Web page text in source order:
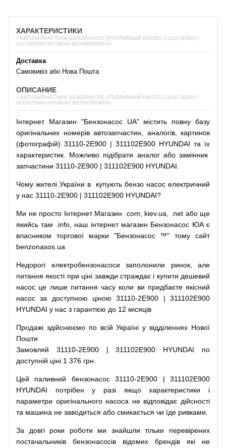
ХАРАКТЕРИСТИКИ
✅АВТОЗАПЧАСТИНА БЕНЗОНАСОС (ТОПЛИВНЫЙ НАСОС) 31110-2E900 |
311102E900 HYUNDAI (БЕНЗОПОМПА)
Доставка
Самовивіз або Нова Пошта
ОПИСАНИЕ
✅АВТОЗАПЧАСТИНА БЕНЗОНАСОС (ТОПЛИВНЫЙ НАСОС) 31110-2E900 |
311102E900 HYUNDAI (БЕНЗОПОМПА)
Інтернет Магазин "Бензонасос UA" містить повну базу
оригінальних номерів автозапчастин аналогів,
картинок
(фотографій) 31110-2E900 | 311102E900 HYUNDAI та їх
характеристик. Можливо підібрати аналог або замінник
запчастини 31110-2E900 | 311102E900 HYUNDAI.
Чому жителі України в купують бензо насос електричний
у нас 31110-2E900 | 311102E900 HYUNDAI?
Ми не просто Інтернет Магазин .com kiev.ua .net або ще
якийсь там .info, наш інтернет магазин Бензонасос ЮА є
власником
торгової марки "Бензонасос ™" тому
сайт
benzonasos.ua
Недорогі електробензонасоси заполонили ринок,
але
питання якості при ціні завжди страждає і купити дешевий
насос це лише питання часу коли ви придбаєте якісний
насос за доступною ціною 31110-2E900 | 311102E900
HYUNDAI у нас з гарантією до 12 місяців
Продажі здійснюємо по всій Україні у відділеннях Нової
Пошти
Замовляй 31110-2E900 | 311102E900 HYUNDAI по
доступній ціні 1 376 грн.
Цей паливний бензонасос31110-2E900 | 311102E900
HYUNDAI потрібен у разі якщо характеристики
і
параметри оригінального насоса не відповідає дійсності
та машина не заводиться або смикається чи їде ривками
За довгі роки роботи ми знайшли тільки
перевірених
постачальників
бензонасосів відомих брендів які
не